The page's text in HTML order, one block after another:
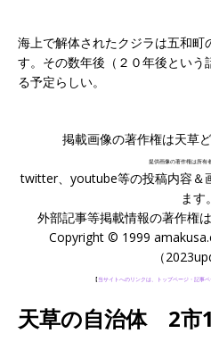
海上で解体されたクジラは五和
す。その数年後（２０年後とい
る予定らしい。
掲載画像の著作権は天草
提供画像の著作権は所有
twitter、youtube等の投稿内容＆
ます。
外部記事等掲載情報の著作権
Copyright © 1999
（
【当サイトへのリンクは、トップページ・記事
天草の自治体 2市